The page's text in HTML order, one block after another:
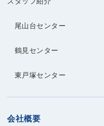
尾山台センター
鶴見センター
東戸塚センター
会社概要